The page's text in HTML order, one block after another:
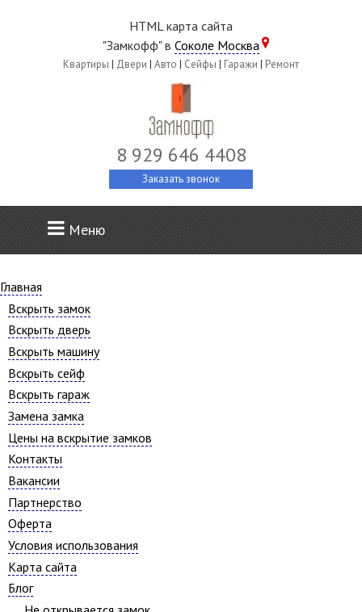
HTML карта сайта
"Замкофф" в Соколе Москва
Квартиры | Двери | Авто | Сейфы | Гаражи | Ремонт
8 929 646 4408
Заказать звонок
Меню
Главная
Вскрыть замок
Вскрыть дверь
Вскрыть машину
Вскрыть сейф
Вскрыть гараж
Замена замка
Цены на вскрытие замков
Контакты
Вакансии
Партнерство
Оферта
Условия использования
Карта сайта
Блог